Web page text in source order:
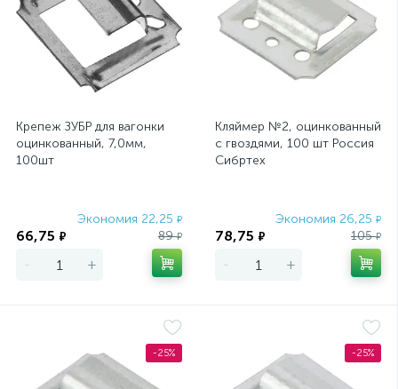
Крепеж ЗУБР для вагонки
оцинкованный, 7,0мм,
100шт
Экономия 22,25 ₽
66,75 ₽ 89₽
- +
Кляймер №2, оцинкованный
с гвоздями, 100 шт Россия
Сибртех
Экономия 26,25 ₽
78,75 ₽ 105₽
- +
-25% -25%